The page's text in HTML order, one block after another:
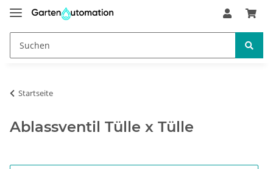
Startseite
Ablassventil Tülle x Tülle